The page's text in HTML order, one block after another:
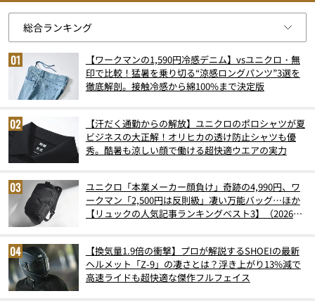
【ワークマンの1,590円冷感デニム】vsユニクロ・無
印で比較！猛暑を乗り切る“涼感ロングパンツ”3選を
徹底解剖。接触冷感から綿100%まで決定版
【汗だく通勤からの解放】ユニクロのポロシャツが夏
ビジネスの大正解！オリヒカの透け防止シャツも優
秀。酷暑も涼しい顔で働ける超快適ウエアの実力
ユニクロ「本業メーカー顔負け」奇跡の4,990円、ワ
ークマン「2,500円は反則級」凄い万能バッグ…ほか
【リュックの人気記事ランキングベスト3】（2026年
【換気量1.9倍の衝撃】プロが解説するSHOEIの最新
ヘルメット「Z-9」の凄さとは？浮き上がり13%減で
高速ライドも超快適な傑作フルフェイス